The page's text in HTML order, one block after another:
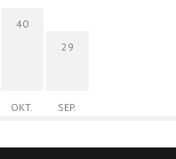
40
OKT.
29
SEP.